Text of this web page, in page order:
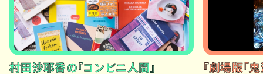
村田沙耶香の『コンビニ人間』
『劇場版「